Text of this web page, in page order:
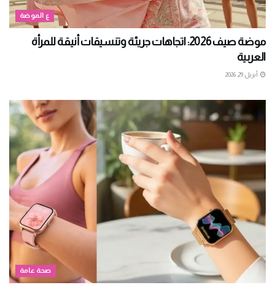
ع الموضة
موضة صيف 2026: اتجاهات جريئة وتنسيقات أنيقة للمرأة
العربية
أبريل 29, 2026
صحة عامة